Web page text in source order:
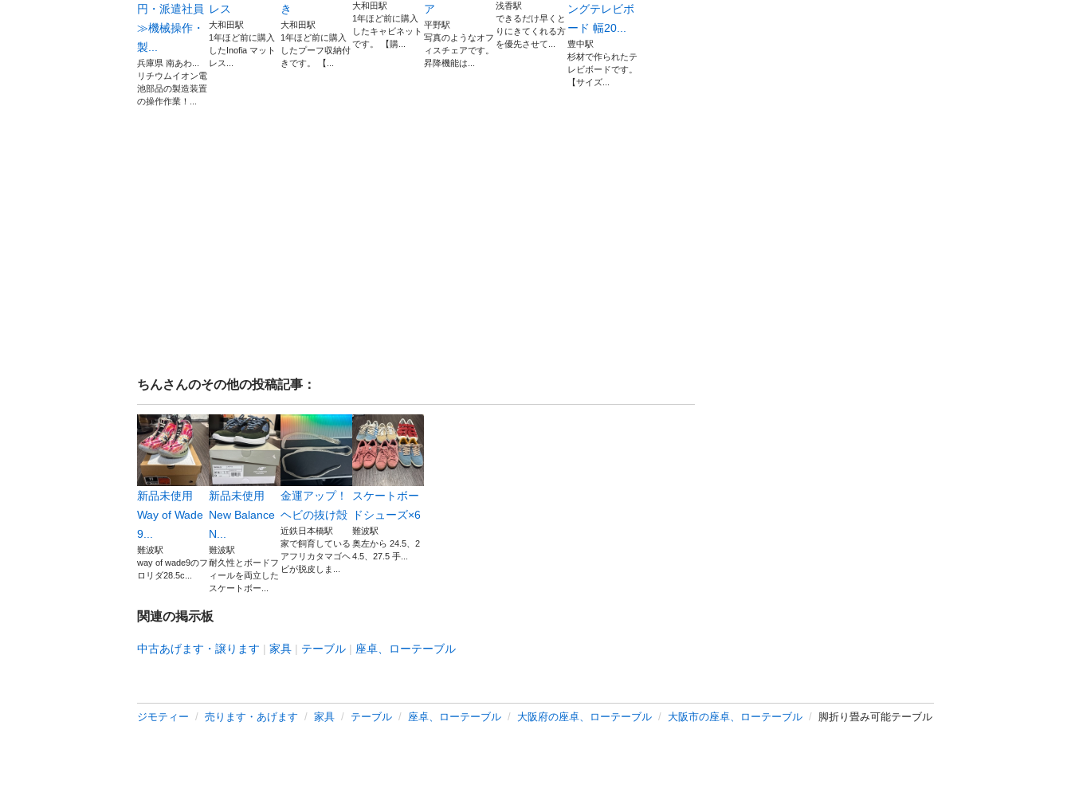
円・派遣社員
≫機械操作・
製...
兵庫県 南あわ...
リチウムイオン電
池部品の製造装置
の操作作業！...
レス
大和田駅
1年ほど前に購入
したInofia マット
レス...
き
大和田駅
1年ほど前に購入
したプーフ収納付
きです。 【...
大和田駅
1年ほど前に購入
したキャビネット
です。 【購...
ア
平野駅
写真のようなオフ
ィスチェアです。
昇降機能は...
浅香駅
できるだけ早くと
りにきてくれる方
を優先させて...
ングテレビボ
ード 幅20...
豊中駅
杉材で作られたテ
レビボードです。
【サイズ...
ちんさんのその他の投稿記事：
新品未使用
Way of Wade
9...
難波駅
way of wade9のフ
ロリダ28.5c...
新品未使用
New Balance
N...
難波駅
耐久性とボードフ
ィールを両立した
スケートボー...
金運アップ！
ヘビの抜け殻
近鉄日本橋駅
家で飼育している
アフリカタマゴヘ
ビが脱皮しま...
スケートボー
ドシューズ×6
難波駅
奥左から 24.5、2
4.5、27.5 手...
関連の掲示板
中古あげます・譲ります 家具 テーブル 座卓、ローテーブル
ジモティー 売ります・あげます 家具 テーブル 座卓、ローテーブル 大阪府の座卓、ローテーブル 大阪市の座卓、ローテーブル 脚折り畳み可能テーブル